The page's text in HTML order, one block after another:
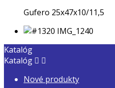
Gufero 25x47x10/11,5
Katalóg
Katalóg  
Nové produkty